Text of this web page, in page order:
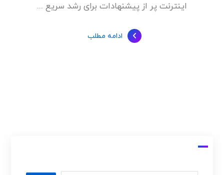
اینترنت پر از پیشنهادات برای رشد سریع ...
ادامه مطلب